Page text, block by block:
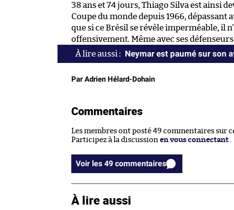
38 ans et 74 jours, Thiago Silva est ainsi
Coupe du monde depuis 1966, dépassant
que si ce Brésil se révèle imperméable, il
offensivement. Même avec ses
Neymar est paumé sur son
Par Adrien Hélard-Dohain
Commentaires
Les membres ont posté 49 commentaires sur
Participez à la discussion en vous connectant
Voir les 49 commentaires
À lire aussi